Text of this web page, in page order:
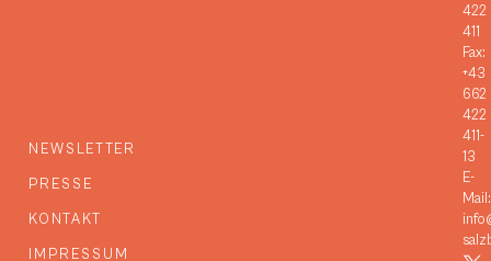
NEWSLETTER
PRESSE
KONTAKT
IMPRESSUM
422
411
Fax:
+43
662
422
411-
13
E-
Mail: